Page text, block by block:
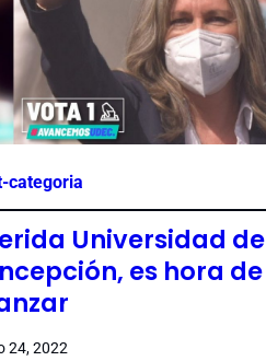
categoria
Universidad de
es hora de
24, 2022